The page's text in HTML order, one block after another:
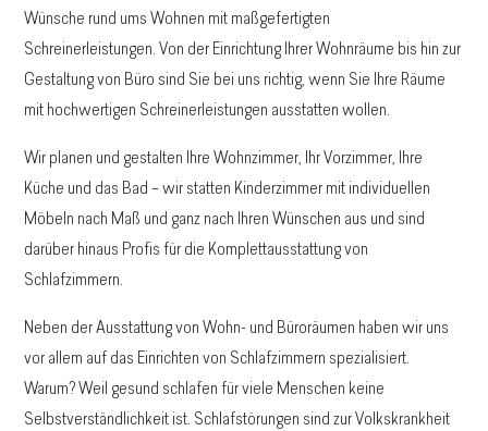
Wünsche rund ums Wohnen mit maßgefertigten
Schreinerleistungen. Von der Einrichtung Ihrer Wohnräume bis hin zur
Gestaltung von Büro sind Sie bei uns richtig, wenn Sie Ihre Räume
mit hochwertigen Schreinerleistungen ausstatten wollen.
Wir planen und gestalten Ihre Wohnzimmer, Ihr Vorzimmer, Ihre
Küche und das Bad – wir statten Kinderzimmer mit individuellen
Möbeln nach Maß und ganz nach Ihren Wünschen aus und sind
darüber hinaus Profis für die Komplettausstattung von
Schlafzimmern.
Neben der Ausstattung von Wohn- und Büroräumen haben wir uns
vor allem auf das Einrichten von Schlafzimmern spezialisiert.
Warum? Weil gesund schlafen für viele Menschen keine
Selbstverständlichkeit ist. Schlafstörungen sind zur Volkskrankheit